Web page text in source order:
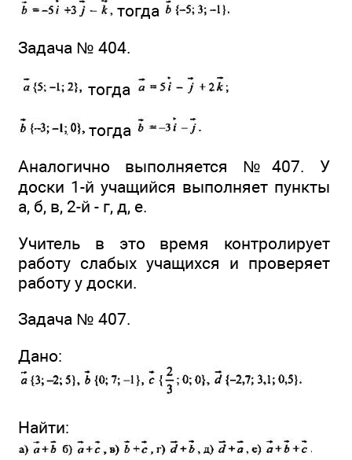
тогда
Задача № 404.
тогда
тогда
Аналогично выполняется №407. У
доски 1-й учащийся выполняет пункты
а, б, в, 2-й - г, д, е.
Учитель в это время контролирует
работу слабых учащихся и проверяет
работу у доски.
Задача № 407.
Дано:
Найти: